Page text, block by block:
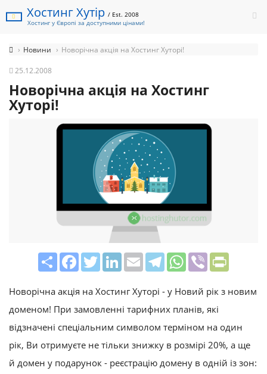
Хостинг Хутір/ Est. 2008
Хостинг у Європі за доступними цінами!
Новини Новорічна акція на Хостинг Хуторі!
25.12.2008
Новорічна акція на Хостинг
Хуторі!
ShareFacebookTwitterLinkedIn
EmailTelegramWhatsApp
Viber
Новорічна акція на Хостинг Хуторі - у Новий рік з новим
доменом! При замовленні тарифних планів, які
відзначені спеціальним символом терміном на один
рік, Ви отримуєте не тільки знижку в розмірі 20%, а ще
й домен у подарунок - реєстрацію домену в одній із зон: